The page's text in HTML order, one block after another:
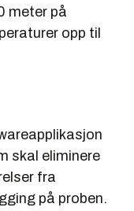
meter på
opp til
skal eliminere
fra
på proben.